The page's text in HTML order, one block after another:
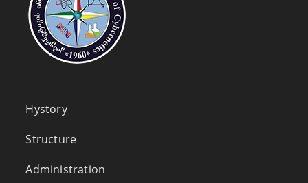
Hystory
Structure
Administration